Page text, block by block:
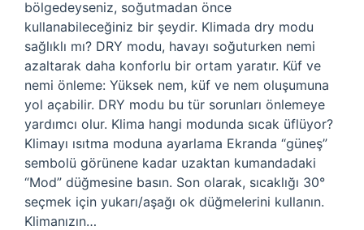
bölgedeyseniz, soğutmadan önce
kullanabileceğiniz bir şeydir. Klimada dry modu
sağlıklı mı? DRY modu, havayı soğuturken nemi
azaltarak daha konforlu bir ortam yaratır. Küf ve
nemi önleme: Yüksek nem, küf ve nem oluşumuna
yol açabilir. DRY modu bu tür sorunları önlemeye
yardımcı olur. Klima hangi modunda sıcak üflüyor?
Klimayı ısıtma moduna ayarlama Ekranda “güneş”
sembolü görünene kadar uzaktan kumandadaki
“Mod” düğmesine basın. Son olarak, sıcaklığı 30°
seçmek için yukarı/aşağı ok düğmelerini kullanın.
Klimanızın…